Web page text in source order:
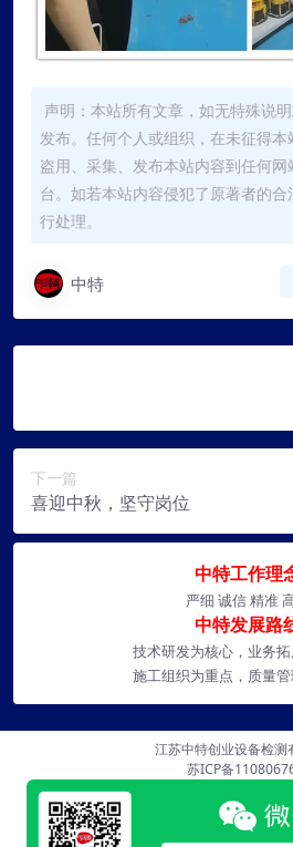
声明：本站所有文章，如无特殊说
发布。任何个人或组织，在未征得本
盗用、采集、发布本站内容到任何
台。如若本站内容侵犯了原著者的
行处理。
中特
下一篇
喜迎中秋，坚守岗位
中特工作理
严细 诚信 精准
中特发展路
技术研发为核心，业务拓
施工组织为重点，质量管
江苏中特创业设备检测
苏ICP备